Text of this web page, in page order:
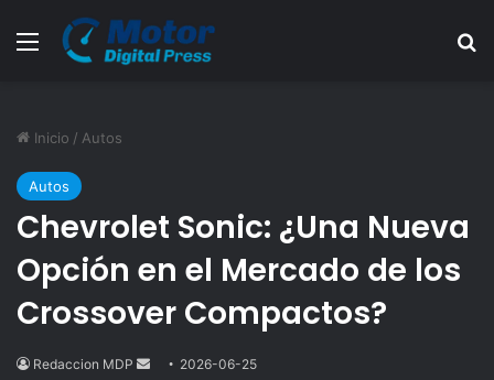
Menú
Inicio / Autos
Autos
Chevrolet Sonic: ¿Una Nueva
Opción en el Mercado de los
Crossover Compactos?
Redaccion MDP
Send2026-06-25